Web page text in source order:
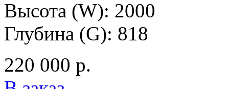
Высота (W): 2000
Глубина (G): 818
220 000 р.